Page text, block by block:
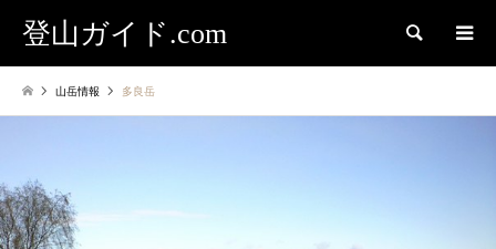
登山ガイド.com 検索
山岳情報 多良岳